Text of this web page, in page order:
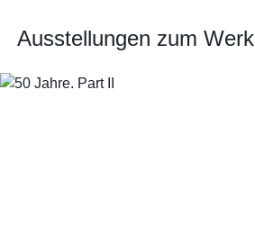
Ausstellungen zum Werk